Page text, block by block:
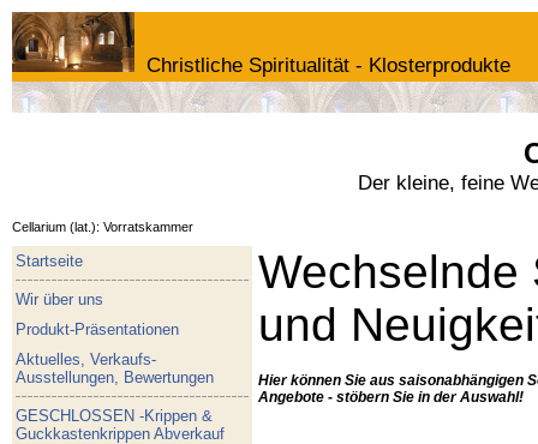
Christliche Spiritualität - Klosterprodukte
Der kleine, feine
Cellarium (lat.): Vorratskammer
Startseite
Wir über uns
Produkt-Präsentationen
Aktuelles, Verkaufs-
Ausstellungen, Bewertungen
GESCHLOSSEN -Krippen &
Guckkastenkrippen Abverkauf
Wechselnde
und
Hier können Sie aus saisonabhängigen
Angebote - stöbern Sie in der Auswahl!